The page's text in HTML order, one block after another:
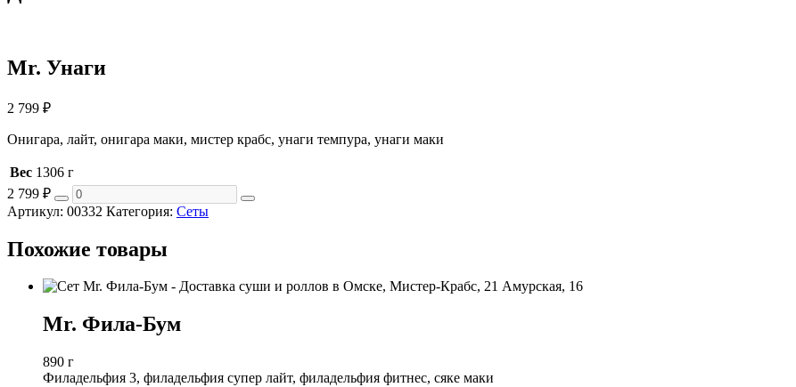
Mr. Унаги
2 799 ₽
Онигара, лайт, онигара маки, мистер крабс, унаги темпура, унаги маки
Вес 1306 г
2 799 ₽
Артикул: 00332 Категория: Сеты
Похожие товары
Mr. Фила-Бум
890 г
Филадельфия 3, филадельфия супер лайт, филадельфия фитнес, сяке маки